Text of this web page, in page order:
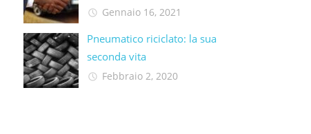
Gennaio 16, 2021
Pneumatico riciclato: la sua
seconda vita​
Febbraio 2, 2020